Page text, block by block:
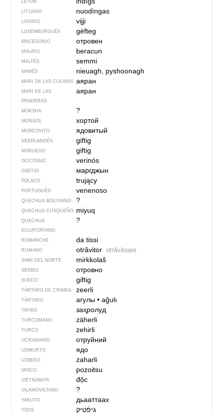
LETÓN
LITUANO nuodìngas
LIVONIO vijji
LUXEMBURGUÉS gëfteg
MACEDONIO отровен
MALAYO beracun
MALTÉS semmi
MANÉS nieuagh, pyshoonagh
MARI DE LAS COLINAS аяран
MARI DE LAS
PRADERAS
аяран
MOKSHA ?
MONGOL хортой
MOSCOVITO ядовитый
NEERLANDÉS giftig
NORUEGO giftig
OCCITANO verinós
OSETIO маргджын
POLACO trujący
PORTUGUÉS venenoso
QUECHUA BOLIVIANO ?
QUECHUA CUSQUEÑO miyuq
QUECHUA
ECUATORIANO
?
ROMANCHE da tissi
RUMANO otrăvitor otrăvitoare
SAMI DEL NORTE mirkkolaš
SERBIO отровно
SUECO giftig
TÁRTARO DE CRIMEA zeerli
TÁRTARO агулы• ağulı
TAYIKO заҳролуд
TURCOMANO zäherli
TURCO zehirli
UCRANIANO отруйний
UDMURTO ядо
UZBEKO zaharli
VASCO pozoitsu
VIETNAMITA độc
VILAMOVICIANO ?
YAKUTO дьааттаах
YIDIS